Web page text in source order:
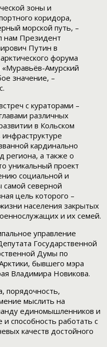
зоны и
коридора,
морской путь, –
нам Президент
Путин в
форума
Амурский
значение, –
с кураторами –
различных
в Кольском
кардинально
региона, а также о
уникальный проект
социальной и
самой северной
цель которого –
населения закрытых
и их семей.
управление
Государственной
Думы по
бывшего мэра
Владимира Новикова.
порядочность,
мыслить на
единомышленников и
способность работать с
качеств достойного